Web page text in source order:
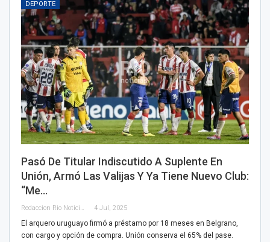
DEPORTE
Pasó De Titular Indiscutido A Suplente En
Unión, Armó Las Valijas Y Ya Tiene Nuevo Club:
“Me…
Redaccion Rio Noticias 4 Jul, 2025
El arquero uruguayo firmó a préstamo por 18 meses en Belgrano,
con cargo y opción de compra. Unión conserva el 65% del pase.